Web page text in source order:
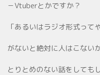
－Vtuberとかですか？
「あるいはラジオ形式っ
がないと絶対に人はこない
とりとめのない話をしても